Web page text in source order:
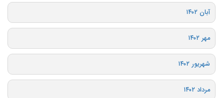
آبان ۱۴۰۲
مهر ۱۴۰۲
شهریور ۱۴۰۲
مرداد ۱۴۰۲